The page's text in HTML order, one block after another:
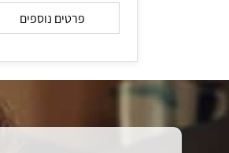
פרטים נוספים